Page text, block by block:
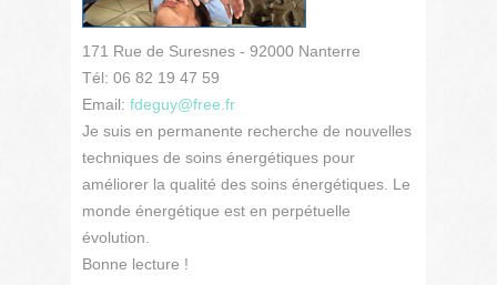
171 Rue de Suresnes - 92000 Nanterre
Tél: 06 82 19 47 59
Email: fdeguy@free.fr
Je suis en permanente recherche de nouvelles
techniques de soins énergétiques pour
améliorer la qualité des soins énergétiques. Le
monde énergétique est en perpétuelle
évolution.
Bonne lecture !